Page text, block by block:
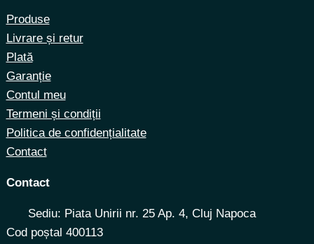
Produse
Livrare și retur
Plată
Garanție
Contul meu
Termeni și condiții
Politica de confidențialitate
Contact
Contact
Sediu: Piata Unirii nr. 25 Ap. 4, Cluj Napoca
Cod poștal 400113